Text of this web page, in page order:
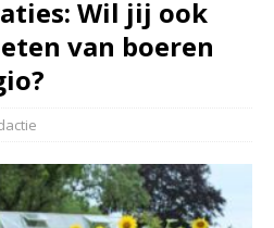
Wil jij ook
van boeren